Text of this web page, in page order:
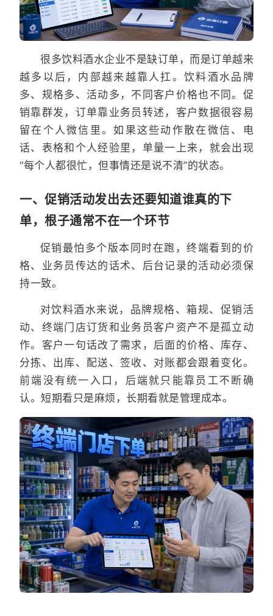
很多饮料酒水企业不是缺订单，而是订单越来
越多以后，内部越来越靠人扛。饮料酒水品牌
多、规格多、活动多，不同客户价格也不同。促
销靠群发，订单靠业务员转述，客户数据很容易
留在个人微信里。如果这些动作散在微信、电
话、表格和个人经验里，单量一上来，就会出现
“每个人都很忙，但事情还是说不清”的状态。
一、促销活动发出去还要知道谁真的下
单，根子通常不在一个环节
促销最怕多个版本同时在跑，终端看到的价
格、业务员传达的话术、后台记录的活动必须保
持一致。
对饮料酒水来说，品牌规格、箱规、促销活
动、终端门店订货和业务员客户资产不是孤立动
作。客户一句话改了需求，后面的价格、库存、
分拣、出库、配送、签收、对账都会跟着变化。
前端没有统一入口，后端就只能靠员工不断确
认。短期看只是麻烦，长期看就是管理成本。